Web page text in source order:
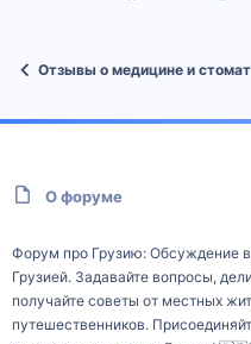
Отзывы о медицине и
О форуме
Форум про Грузию: Обсуждение
Грузией. Задавайте вопросы,
получайте советы от местных
путешественников.